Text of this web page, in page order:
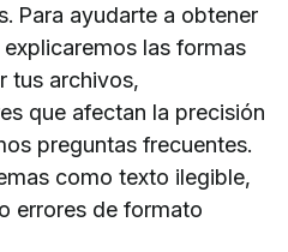
Para ayudarte a obtener
las formas
tus archivos,
que afectan la precisión
preguntas frecuentes.
como texto ilegible,
errores de formato